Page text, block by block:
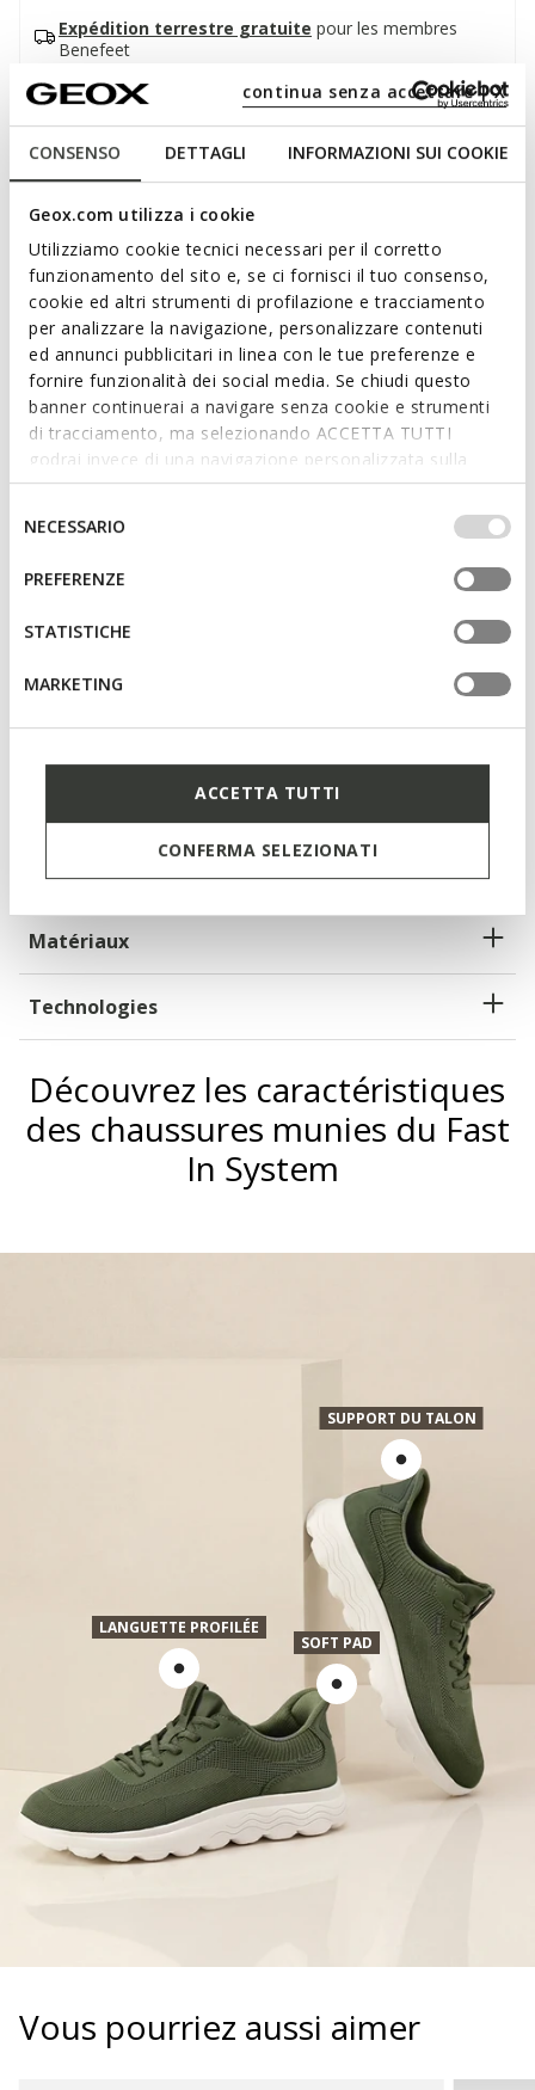
CONSENSO DETTAGLI INFORMAZIONI SUI COOKIE
Geox.com utilizza i cookie
Utilizziamo cookie tecnici necessari per il corretto
funzionamento del sito e, se ci fornisci il tuo consenso,
cookie ed altri strumenti di profilazione e tracciamento
per analizzare la navigazione, personalizzare contenuti
ed annunci pubblicitari in linea con le tue preferenze e
fornire funzionalità dei social media. Se chiudi questo
banner continuerai a navigare senza cookie e strumenti
di tracciamento, ma selezionando ACCETTA TUTTI
godrai invece di una navigazione personalizzata sulla
base dei tuoi gusti ed interessi. Selezionando
IMPOSTAZIONI potrai anche scegliere quali cookies ed
altri strumenti di tracciamento autorizzare. Per maggiori
informazioni o per modificare in qualsiasi momento le
tue impostazioni, visita la nostra
del
consenso
NECESSARIO
PREFERENZE
STATISTICHE
MARKETING
ACCETTA TUTTI
CONFERMA SELEZIONATI
continua senza accettare | X
Expédition terrestre gratuite pour les membres
Benefeet
vous seront facturés.
Description
Espadrilles pour femmes, munies d’un système d’enfilage
garantissent un ajustement ergonomique et personnalisé.
Dans cette variante brun taupe fabriquée dans un mélange
de cuir velours et maille, ces chaussures offrent un confort
maximal et une respirabilité importante tout au long de la
journée. Les NebulaMC 2.0 Plus sont les compagnes idéales
pour affronter avec style la vie urbaine de tous les jours. Elles
sont parfaites à combiner aux tenues décontractées des
loisirs.
Lire plus
Caractéristiques
En achetant ce produit, vous soutenez les
Amorti optimal qui offre protection et absorption des
impacts et des sollicitations
Fast In System : enfilage facile et rapide, sans les mains
Épaisseur de la semelle: 4 cm / 1,6"
Lacets élastiques pour personnaliser l’ajustement;
Semelle intérieure amovible
Matériaux
Technologies
Découvrez les caractéristiques
des chaussures munies du Fast
In System
SOFT PAD
SUPPORT DU TALON
LANGUETTE PROFILÉE
Vous pourriez aussi aimer